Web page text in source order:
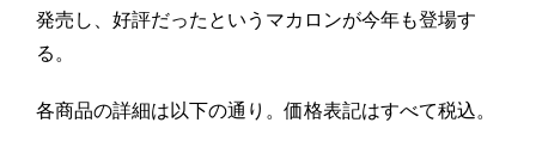
発売し、好評だったというマカロンが今年も登場す
る。
各商品の詳細は以下の通り。価格表記はすべて税込。